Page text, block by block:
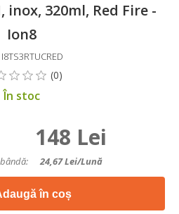
inox, 320ml, Red Fire -
Ion8
În stoc
148 Lei
24,67Lei/lună
în coș